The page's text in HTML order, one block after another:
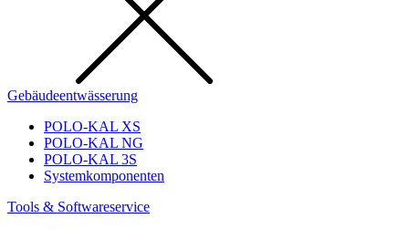
Gebäudeentwässerung
POLO-KAL XS
POLO-KAL NG
POLO-KAL 3S
Systemkomponenten
Tools & Softwareservice